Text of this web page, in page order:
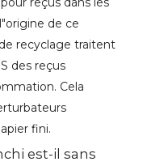
de ce
recyclage traitent
des reçus
Cela
fini.
est-il sans